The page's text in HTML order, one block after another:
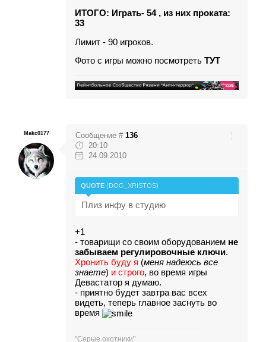
ИТОГО: Играть- 54 , из них проката:
33
Лимит - 90 игроков.
Фото с игры можно посмотреть ТУТ
Makc0177 Сообщение # 136
20:10
24.09.2010
QUOTE (DOG_XRISTOS)
Плиз инфу в студию
+1
- товарищи со своим оборудованием не
забываем регулировочные ключи.
Хронить буду я (меня надеюсь все
знаете) и строго, во время игры
Девастатор я думаю.
- приятно будет завтра вас всех
видеть, теперь главное заснуть во
время
"Серые охотники"